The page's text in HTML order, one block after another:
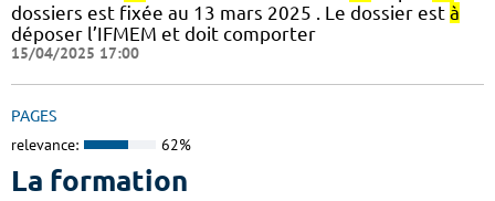
dossiers est fixée au 13 mars 2025 . Le dossier est à
déposer l’IFMEM et doit comporter
15/04/2025 17:00
PAGES
relevance: 62%
La formation